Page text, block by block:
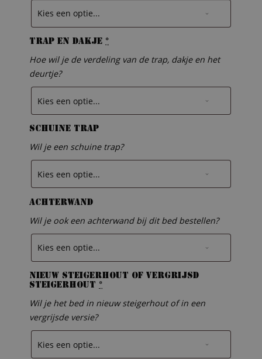
Trap en dakje *
Hoe wil je de verdeling van de trap, dakje en het
deurtje?
Schuine trap
Wil je een schuine trap?
Achterwand
Wil je ook een achterwand bij dit bed bestellen?
Nieuw steigerhout of vergrijsd
steigerhout *
Wil je het bed in nieuw steigerhout of in een
vergrijsde versie?